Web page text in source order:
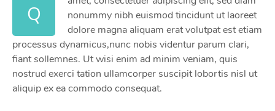
Q
nonummy nibh euismod tincidunt ut laoreet
dolore magna aliquam erat volutpat est etiam
processus dynamicus,nunc nobis videntur parum clari,
fiant sollemnes. Ut wisi enim ad minim veniam, quis
nostrud exerci tation ullamcorper suscipit lobortis nisl ut
aliquip ex ea commodo consequat.